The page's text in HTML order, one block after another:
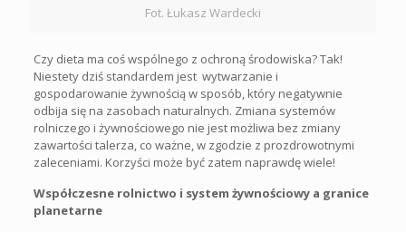
Fot. Łukasz Wardecki
Czy dieta ma coś wspólnego z ochroną środowiska? Tak!
Niestety dziś standardem jest wytwarzanie i
gospodarowanie żywnością w sposób, który negatywnie
odbija się na zasobach naturalnych. Zmiana systemów
rolniczego i żywnościowego nie jest możliwa bez zmiany
zawartości talerza, co ważne, w zgodzie z prozdrowotnymi
zaleceniami. Korzyści może być zatem naprawdę wiele!
Współczesne rolnictwo i system żywnościowy a granice
planetarne